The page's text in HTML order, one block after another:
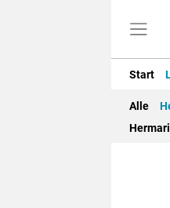
Start
Alle